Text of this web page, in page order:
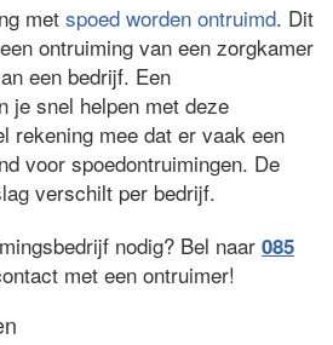
met spoed worden ontruimd. Dit
ontruiming van een zorgkamer
een bedrijf. Een
je snel helpen met deze
rekening mee dat er vaak een
voor spoedontruimingen. De
verschilt per bedrijf.
nodig? Bel naar 085
met een ontruimer!